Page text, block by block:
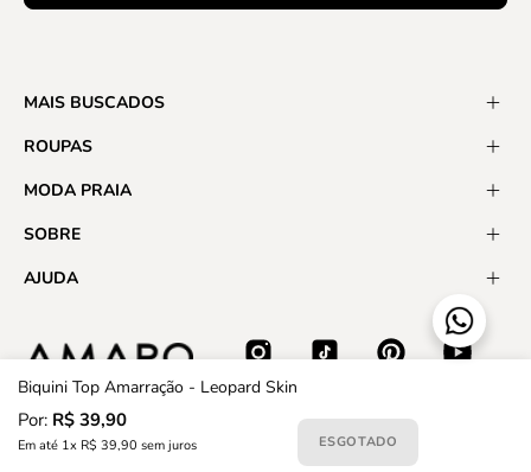
Biquini Top Amarração - Leopard Skin
Por: R$ 39,90
Em até 1x R$ 39,90 sem juros ESGOTADO
MAIS BUSCADOS
ROUPAS
MODA PRAIA
SOBRE
AJUDA